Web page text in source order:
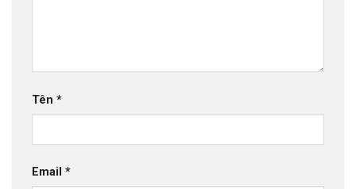
Tên *
Email *